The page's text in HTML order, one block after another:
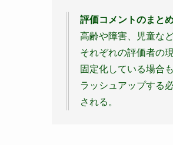
評価コメントのまと
高齢や障害、児童な
それぞれの評価者の
固定化している場合
ラッシュアップする
される。